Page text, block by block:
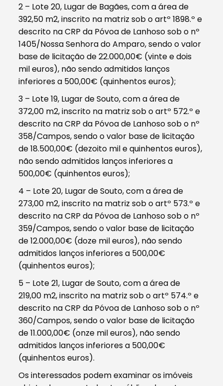
2 – Lote 20, Lugar de Bagães, com a área de
392,50 m2, inscrito na matriz sob o artº 1898.º e
descrito na CRP da Póvoa de Lanhoso sob o nº
1405/Nossa Senhora do Amparo, sendo o valor
base de licitação de 22.000,00€ (vinte e dois
mil euros), não sendo admitidos lanços
inferiores a 500,00€ (quinhentos euros);
3 – Lote 19, Lugar de Souto, com a área de
372,00 m2, inscrito na matriz sob o artº 572.º e
descrito na CRP da Póvoa de Lanhoso sob o nº
358/Campos, sendo o valor base de licitação
de 18.500,00€ (dezoito mil e quinhentos euros),
não sendo admitidos lanços inferiores a
500,00€ (quinhentos euros);
4 – Lote 20, Lugar de Souto, com a área de
273,00 m2, inscrito na matriz sob o artº 573.º e
descrito na CRP da Póvoa de Lanhoso sob o nº
359/Campos, sendo o valor base de licitação
de 12.000,00€ (doze mil euros), não sendo
admitidos lanços inferiores a 500,00€
(quinhentos euros);
5 – Lote 21, Lugar de Souto, com a área de
219,00 m2, inscrito na matriz sob o artº 574.º e
descrito na CRP da Póvoa de Lanhoso sob o nº
360/Campos, sendo o valor base de licitação
de 11.000,00€ (onze mil euros), não sendo
admitidos lanços inferiores a 500,00€
(quinhentos euros).
Os interessados podem examinar os imóveis